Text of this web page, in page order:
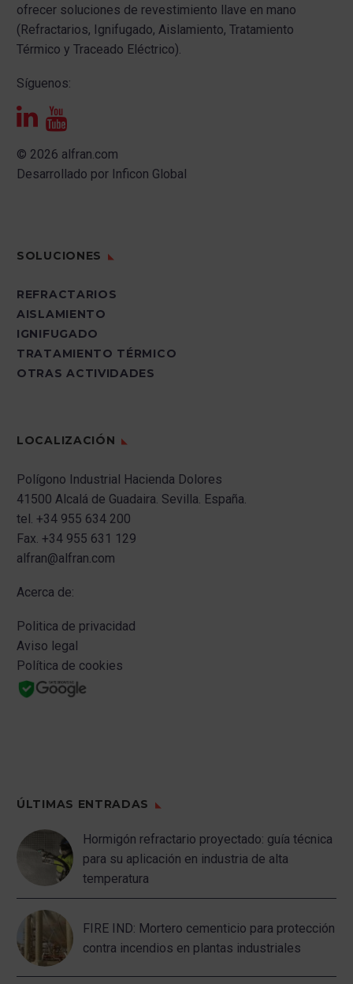
ofrecer soluciones de revestimiento llave en mano
(Refractarios, Ignifugado, Aislamiento, Tratamiento
Térmico y Traceado Eléctrico).
Síguenos:
© 2026 alfran.com
Desarrollado por Inficon Global
SOLUCIONES
REFRACTARIOS
AISLAMIENTO
IGNIFUGADO
TRATAMIENTO TÉRMICO
OTRAS ACTIVIDADES
LOCALIZACIÓN
Polígono Industrial Hacienda Dolores
41500 Alcalá de Guadaira. Sevilla. España.
tel. +34 955 634 200
Fax. +34 955 631 129
alfran@alfran.com
Acerca de:
Politica de privacidad
Aviso legal
Política de cookies
ÚLTIMAS ENTRADAS
Hormigón refractario proyectado: guía técnica
para su aplicación en industria de alta
temperatura
FIRE IND: Mortero cementicio para protección
contra incendios en plantas industriales